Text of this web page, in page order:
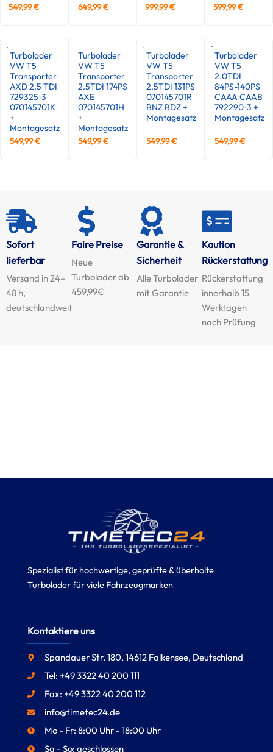
549,99€ 649,99€ 999,99€ 599,99€
Turbolader
VW T5
Transporter
AXD 2.5 TDI
729325-3
070145701K
+
Montagesatz
549,99€
Turbolader
VW T5
Transporter
2.5TDI 174PS
AXE
070145701H
+
Montagesatz
549,99€
Turbolader
VW T5
Transporter
2.5TDI 131PS
070145701R
BNZ BDZ +
Montagesatz
549,99€
Turbolader
VW T5
2.0TDI
84PS-140PS
CAAA CAAB
792290-3 +
Montagesatz
549,99€
Sofort
lieferbar
Versand in 24–
48 h,
deutschlandweit
Faire Preise
Neue
Turbolader ab
459,99€
Garantie &
Sicherheit
Alle Turbolader
mit Garantie
Kaution
Rückerstattung
Rückerstattung
innerhalb 15
Werktagen
nach Prüfung
Spezialist für hochwertige, geprüfte & überholte
Turbolader für viele Fahrzeugmarken
Kontaktiere uns
Spandauer Str. 180, 14612 Falkensee, Deutschland
Tel: +49 3322 40 200 111
Fax: +49 3322 40 200 112
info@timetec24.de
Mo - Fr: 8:00 Uhr - 18:00 Uhr
Sa - So: geschlossen